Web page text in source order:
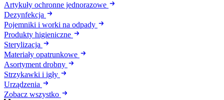
Artykuły ochronne jednorazowe
Dezynfekcja
Pojemniki i worki na odpady
Produkty higieniczne
Sterylizacja
Materiały opatrunkowe
Asortyment drobny
Strzykawki i igły
Urządzenia
Zobacz wszystko